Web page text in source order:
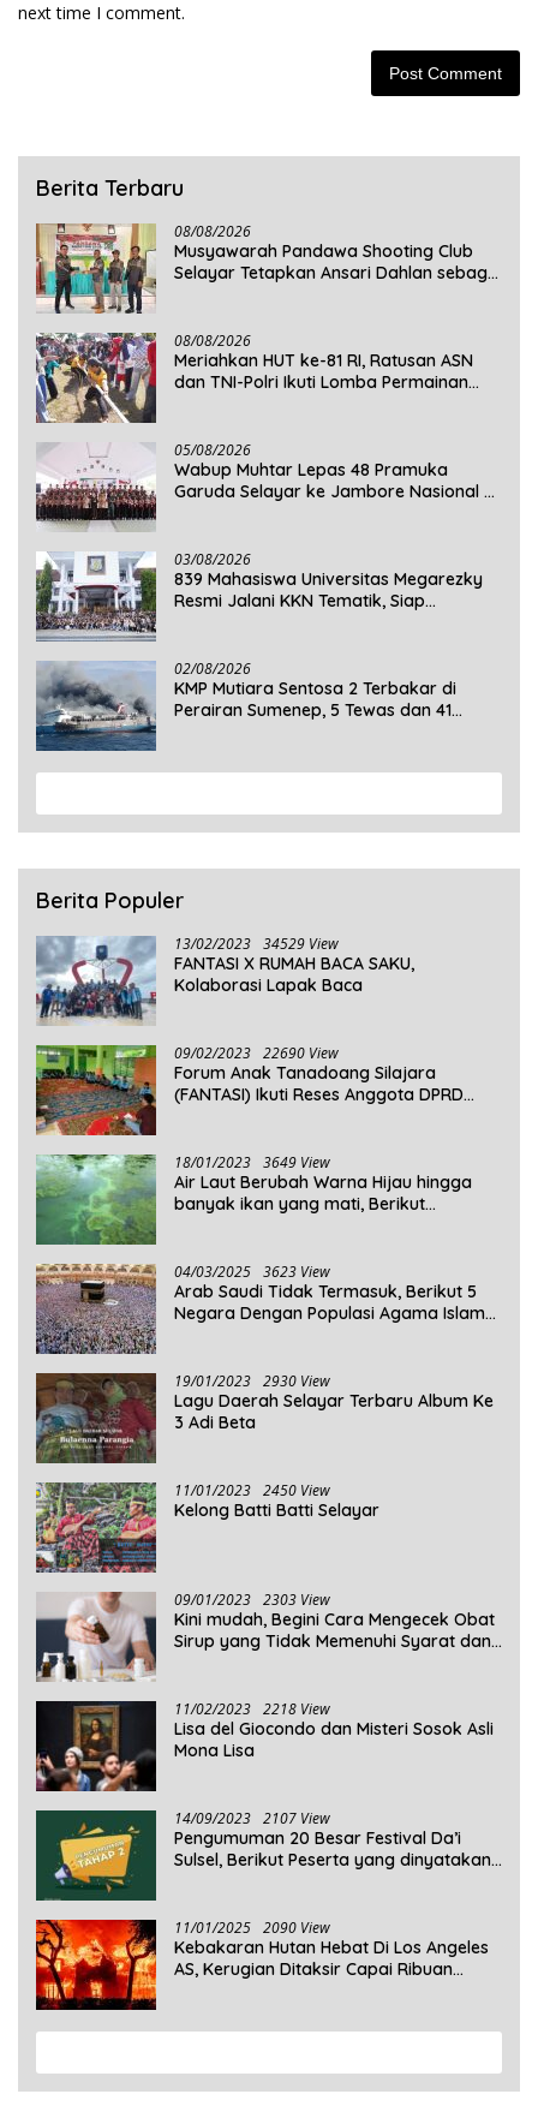
next time I comment.
Berita Terbaru
08/08/2026
Musyawarah Pandawa Shooting Club
Selayar Tetapkan Ansari Dahlan sebagai
08/08/2026
Meriahkan HUT ke-81 RI, Ratusan ASN
dan TNI-Polri Ikuti Lomba Permainan
05/08/2026
Wabup Muhtar Lepas 48 Pramuka
Garuda Selayar ke Jambore Nasional XII
03/08/2026
839 Mahasiswa Universitas Megarezky
Resmi Jalani KKN Tematik, Siap
02/08/2026
KMP Mutiara Sentosa 2 Terbakar di
Perairan Sumenep, 5 Tewas dan 41
Berita Populer
13/02/2023 34529 View
FANTASI X RUMAH BACA SAKU,
Kolaborasi Lapak Baca
09/02/2023 22690 View
Forum Anak Tanadoang Silajara
(FANTASI) Ikuti Reses Anggota DPRD
18/01/2023 3649 View
Air Laut Berubah Warna Hijau hingga
banyak ikan yang mati, Berikut
04/03/2025 3623 View
Arab Saudi Tidak Termasuk, Berikut 5
Negara Dengan Populasi Agama Islam
19/01/2023 2930 View
Lagu Daerah Selayar Terbaru Album Ke
3 Adi Beta
11/01/2023 2450 View
Kelong Batti Batti Selayar
09/01/2023 2303 View
Kini mudah, Begini Cara Mengecek Obat
Sirup yang Tidak Memenuhi Syarat dan
11/02/2023 2218 View
Lisa del Giocondo dan Misteri Sosok Asli
Mona Lisa
14/09/2023 2107 View
Pengumuman 20 Besar Festival Da’i
Sulsel, Berikut Peserta yang dinyatakan
11/01/2025 2090 View
Kebakaran Hutan Hebat Di Los Angeles
AS, Kerugian Ditaksir Capai Ribuan